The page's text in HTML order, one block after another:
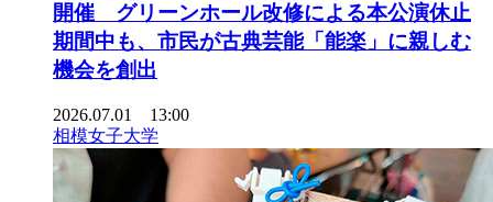
開催 グリーンホール改修による本公演休止
期間中も、市民が古典芸能「能楽」に親しむ
機会を創出
2026.07.01 13:00
相模女子大学